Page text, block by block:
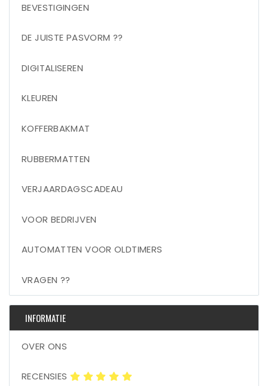
BEVESTIGINGEN
DE JUISTE PASVORM ??
DIGITALISEREN
KLEUREN
KOFFERBAKMAT
RUBBERMATTEN
VERJAARDAGSCADEAU
VOOR BEDRIJVEN
AUTOMATTEN VOOR OLDTIMERS
VRAGEN ??
INFORMATIE
OVER ONS
RECENSIES